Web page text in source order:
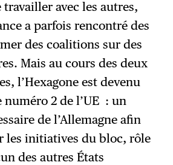
travailler avec les autres,
a parfois rencontré des
des coalitions sur des
Mais au cours des deux
l’Hexagone est devenu
numéro 2 de l’UE : un
de l’Allemagne afin
les initiatives du bloc, rôle
des autres États